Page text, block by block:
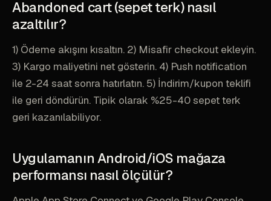
Abandoned cart (sepet terk) nasıl
azaltılır?
1) Ödeme akışını kısaltın. 2) Misafir checkout ekleyin.
3) Kargo maliyetini net gösterin. 4) Push notification
ile 2-24 saat sonra hatırlatın. 5) İndirim/kupon teklifi
ile geri döndürün. Tipik olarak %25-40 sepet terk
geri kazanılabiliyor.
Uygulamanın Android/iOS mağaza
performansı nasıl ölçülür?